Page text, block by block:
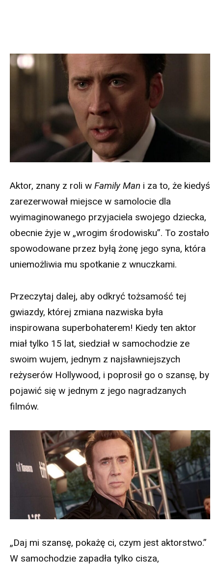
Aktor, znany z roli w Family Man i za to, że kiedyś
zarezerwował miejsce w samolocie dla
wyimaginowanego przyjaciela swojego dziecka,
obecnie żyje w „wrogim środowisku”. To zostało
spowodowane przez byłą żonę jego syna, która
uniemożliwia mu spotkanie z wnuczkami.
Przeczytaj dalej, aby odkryć tożsamość tej
gwiazdy, której zmiana nazwiska była
inspirowana superbohaterem! Kiedy ten aktor
miał tylko 15 lat, siedział w samochodzie ze
swoim wujem, jednym z najsławniejszych
reżyserów Hollywood, i poprosił go o szansę, by
pojawić się w jednym z jego nagradzanych
filmów.
„Daj mi szansę, pokażę ci, czym jest aktorstwo.”
W samochodzie zapadła tylko cisza,